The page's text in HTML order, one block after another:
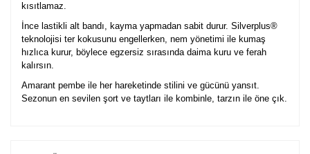
kısıtlamaz.
İnce lastikli alt bandı, kayma yapmadan sabit durur. Silverplus®
teknolojisi ter kokusunu engellerken, nem yönetimi ile kumaş
hızlıca kurur, böylece egzersiz sırasında daima kuru ve ferah
kalırsın.
Amarant pembe ile her hareketinde stilini ve gücünü yansıt.
Sezonun en sevilen şort ve taytları ile kombinle, tarzın ile öne çık.